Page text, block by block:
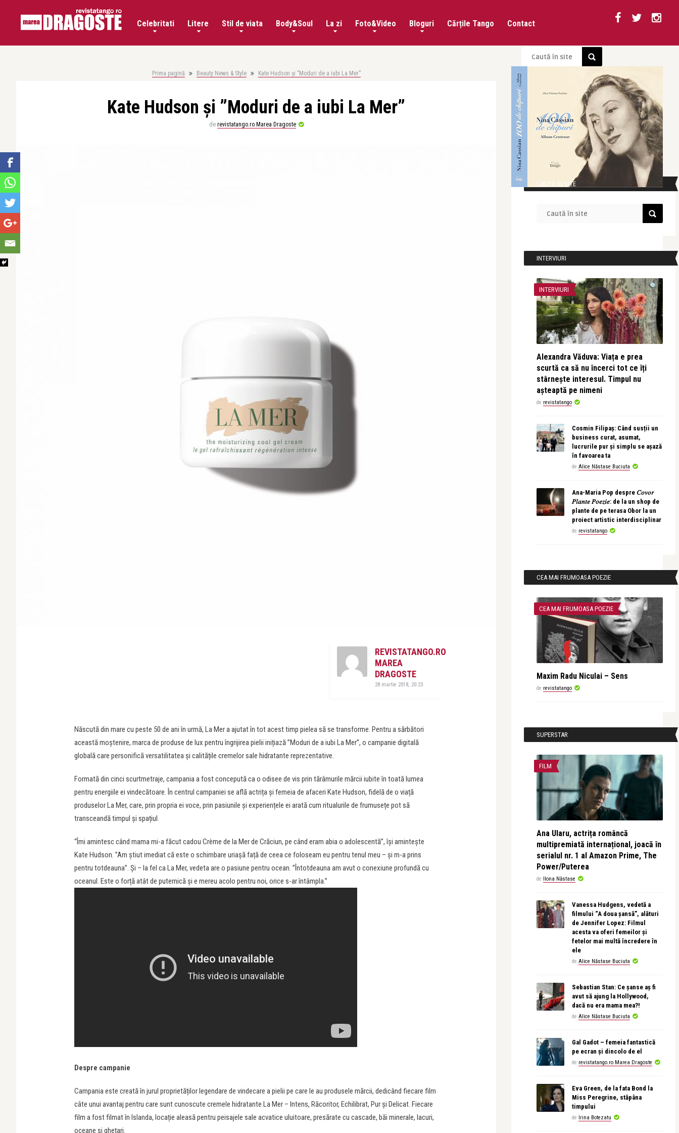
Celebritati Litere Stil de viata Body&Soul La zi Foto&Video Bloguri Cărțile Tango Contact
Prima pagină Beauty News & Style Kate Hudson și ”Moduri de a iubi La Mer”
Kate Hudson și ”Moduri de a iubi La Mer”
de revistatango.ro Marea Dragoste
REVISTATANGO.RO
MAREA
DRAGOSTE
28 martie 2018, 20:23
Născută din mare cu peste 50 de ani în urmă, La Mer a ajutat în tot acest timp pielea să se transforme. Pentru a sărbători
această moștenire, marca de produse de lux pentru îngrijirea pielii inițiază ”Moduri de a iubi La Mer”, o campanie digitală
globală care personifică versatilitatea și calitățile cremelor sale hidratante reprezentative.
Formată din cinci scurtmetraje, campania a fost concepută ca o odisee de vis prin tărâmurile mărcii iubite în toată lumea
pentru energiile ei vindecătoare. În centrul campaniei se află actrița și femeia de afaceri Kate Hudson, fidelă de o viață
produselor La Mer, care, prin propria ei voce, prin pasiunile și experiențele ei arată cum ritualurile de frumusețe pot să
transceandă timpul și spațiul.
“Îmi amintesc când mama mi-a făcut cadou Crème de la Mer de Crăciun, pe când eram abia o adolescentă”, își amintește
Kate Hudson. ”Am știut imediat că este o schimbare uriașă față de ceea ce foloseam eu pentru tenul meu – și m-a prins
pentru totdeauna”. Și – la fel ca La Mer, vedeta are o pasiune pentru ocean. ”Întotdeauna am avut o conexiune profundă cu
oceanul. Este o forță atât de puternică și e mereu acolo pentru noi, orice s-ar întâmpla.”
Despre campanie
Campania este creată în jurul proprietăților legendare de vindecare a pielii pe care le au produsele mărcii, dedicând fiecare film
câte unui avantaj pentru care sunt cunoscute cremele hidratante La Mer – Intens, Răcoritor, Echilibrat, Pur și Delicat. Fiecare
film a fost filmat în Islanda, locație aleasă pentru peisajele sale acvatice uluitoare, presărate cu cascade, băi minerale, lacuri,
oceane și ghețari.
CAUTĂ ÎN SITE
INTERVIURI
INTERVIURI
Alexandra Văduva: Viața e prea
scurtă ca să nu încerci tot ce îți
stârnește interesul. Timpul nu
așteaptă pe nimeni
de revistatango
Cosmin Filipaș: Când susții un
business curat, asumat,
lucrurile pur și simplu se așază
în favoarea ta
de Alice Năstase Buciuta
Ana-Maria Pop despre 𝐶𝑜𝑣𝑜𝑟
𝑃𝑙𝑎𝑛𝑡𝑒 𝑃𝑜𝑒𝑧𝑖𝑒: de la un shop de
plante de pe terasa Obor la un
proiect artistic interdisciplinar
de revistatango
CEA MAI FRUMOASA POEZIE
CEA MAI FRUMOASA POEZIE
Maxim Radu Niculai – Sens
de revistatango
SUPERSTAR
FILM
Ana Ularu, actrița româncă
multipremiată internațional, joacă în
serialul nr. 1 al Amazon Prime, The
Power/Puterea
de Ilona Năstase
Vanessa Hudgens, vedetă a
filmului “A doua șansă”, alături
de Jennifer Lopez: Filmul
acesta va oferi femeilor și
fetelor mai multă încredere în
ele
de Alice Năstase Buciuta
Sebastian Stan: Ce șanse aș fi
avut să ajung la Hollywood,
dacă nu era mama mea?!
de Alice Năstase Buciuta
Gal Gadot – femeia fantastică
pe ecran și dincolo de el
de revistatango.ro Marea Dragoste
Eva Green, de la fata Bond la
Miss Peregrine, stăpâna
timpului
de Irina Botezatu